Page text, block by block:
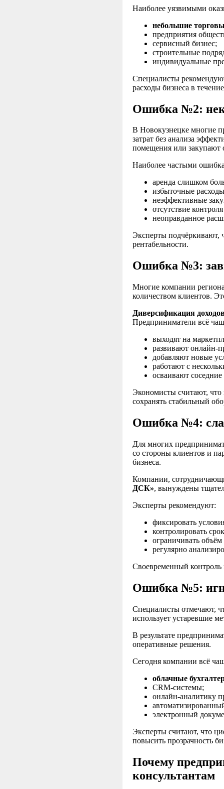
Наиболее уязвимыми
небольшие
предприятия
сервисный бизнес;
строительные
индивидуальные
Специалисты
расходы бизнеса в
Ошибка №2:
В Новокузнецке многие
затрат без анализа
помещения или закупают
Наиболее частыми
аренда слишком
избыточные
неэффективные
отсутствие
неоправданное
Эксперты подчёркивают,
рентабельности.
Ошибка №3:
Многие компании
количеством клиентов.
Диверсификация
Предприниматели всё
выходят на
развивают онлайн-
добавляют новые
работают с
осваивают
Экономисты считают, что
сохранять стабильный
Ошибка №4:
Для многих
со стороны клиентов и
бизнеса.
Компании,
ДСК», вынуждены
Эксперты рекомендуют:
фиксировать
контролировать
ограничивать объём
регулярно
Своевременный контроль
Ошибка №5:
Специалисты отмечают,
использует устаревшие
В результате
оперативные решения.
Сегодня компании всё
облачные
CRM-системы;
онлайн-аналитику
электронный
Эксперты считают, что
повысить прозрачность
Почему
консультантам